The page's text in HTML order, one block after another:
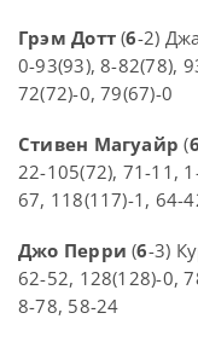
Грэм Дотт (6-2)
0-93(93), 8-82(78),
72(72)-0, 79(67)-0
Стивен Магуайр (6
22-105(72), 71-11,
67, 118(117)-1, 64-
Джо Перри (6-3)
62-52, 128(128)-0,
8-78, 58-24